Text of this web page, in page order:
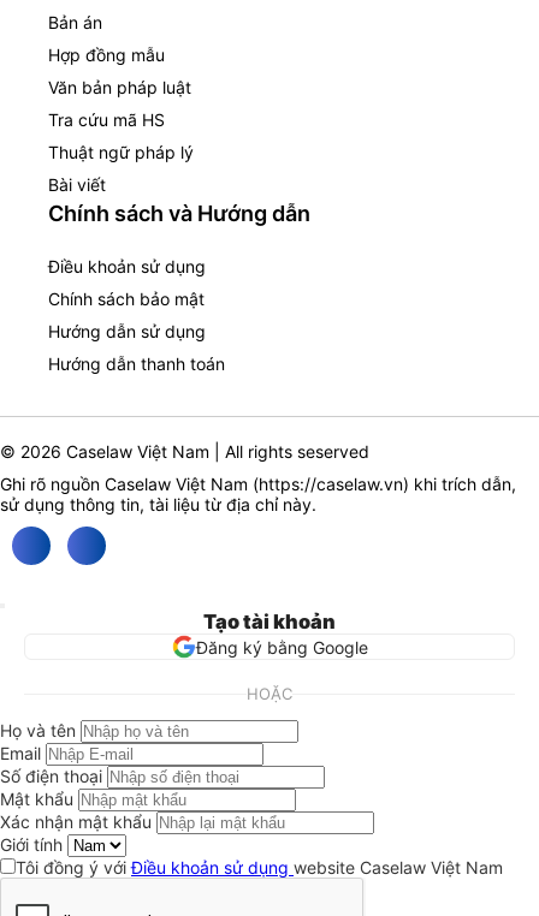
Bản án
Hợp đồng mẫu
Văn bản pháp luật
Tra cứu mã HS
Thuật ngữ pháp lý
Bài viết
Chính sách và Hướng dẫn
Điều khoản sử dụng
Chính sách bảo mật
Hướng dẫn sử dụng
Hướng dẫn thanh toán
© 2026 Caselaw Việt Nam | All rights seserved
Ghi rõ nguồn Caselaw Việt Nam (https://caselaw.vn) khi trích dẫn,
sử dụng thông tin, tài liệu từ địa chỉ này.
Tạo tài khoản
Đăng ký bằng Google
HOẶC
Họ và tên
Email
Số điện thoại
Mật khẩu
Xác nhận mật khẩu
Giới tính
Tôi đồng ý vớiĐiều khoản sử dụng website Caselaw Việt Nam